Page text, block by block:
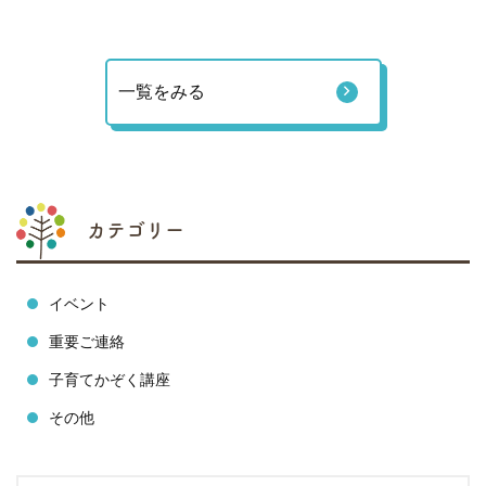
カテゴリー
イベント
重要ご連絡
子育てかぞく講座
その他
一覧をみる